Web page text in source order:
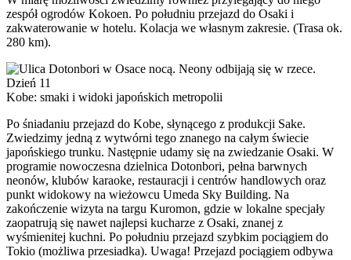
zespół ogrodów Kokoen. Po południu przejazd do Osaki i
zakwaterowanie w hotelu. Kolacja we własnym zakresie. (Trasa ok.
280 km).
Dzień 11
Kobe: smaki i widoki japońskich metropolii
Po śniadaniu przejazd do Kobe, słynącego z produkcji Sake.
Zwiedzimy jedną z wytwórni tego znanego na całym świecie
japońskiego trunku. Następnie udamy się na zwiedzanie Osaki. W
programie nowoczesna dzielnica Dotonbori, pełna barwnych
neonów, klubów karaoke, restauracji i centrów handlowych oraz
punkt widokowy na wieżowcu Umeda Sky Building. Na
zakończenie wizyta na targu Kuromon, gdzie w lokalne specjały
zaopatrują się nawet najlepsi kucharze z Osaki, znanej z
wyśmienitej kuchni. Po południu przejazd szybkim pociągiem do
Tokio (możliwa przesiadka). Uwaga! Przejazd pociągiem odbywa